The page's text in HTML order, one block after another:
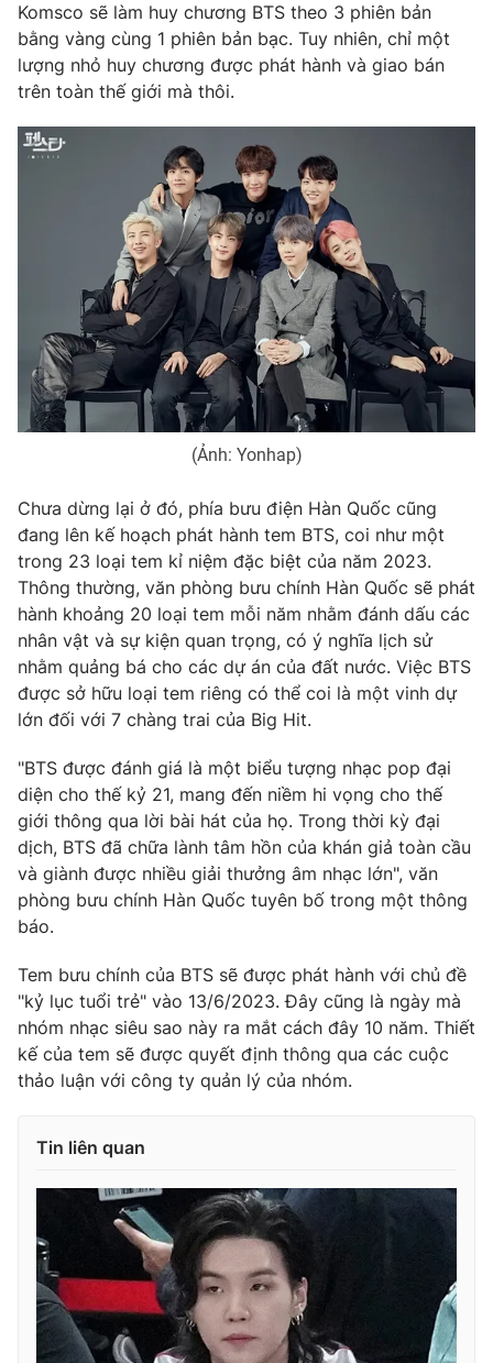
Khán giả
Giải sao mai
Sao
Du lịch
Làm đẹp
Chất lượng cuộc sống
Giáo dục
Tuyển sinh
Học trực tuyến
Công nghệ
Hitech Công nghệ tương lai
Giao lưu trực tuyến
Lịch phát sóng
Chuyên mục khác
Emagazine Podcast
Photo Infographic
VTV Money VTV Thể thao
VTV Sức khoẻ Bất động sản
Thị trường 24h Tấm lòng Việt
VTV4 Vươn mình bằng AI
VTV9 VTV8
Liên hệ tòa soạn English
THỜI BÁO VTV
Theo dõi báo trên
Cơ quan chủ quản:
Giấy phép hoạt động báo in và báo điện tử số 483/GP-BTTTT
cấp ngày 29/12/2023
Tổng Biên tập:
Vũ Thanh Thủy
Phó Tổng Biên tập: Nguyễn Thị Mỹ Hạnh, Phạm Quốc Thắng,
Nguyễn Trọng Ninh
Tổng đài VTV:024.38 355 931 - 024.38 355 932
Komsco sẽ làm huy chương BTS theo 3 phiên bản
bằng vàng cùng 1 phiên bản bạc. Tuy nhiên, chỉ một
lượng nhỏ huy chương được phát hành và giao bán
trên toàn thế giới mà thôi.
(Ảnh: Yonhap)
Chưa dừng lại ở đó, phía bưu điện Hàn Quốc cũng
đang lên kế hoạch phát hành tem BTS, coi như một
trong 23 loại tem kỉ niệm đặc biệt của năm 2023.
Thông thường, văn phòng bưu chính Hàn Quốc sẽ phát
hành khoảng 20 loại tem mỗi năm nhằm đánh dấu các
nhân vật và sự kiện quan trọng, có ý nghĩa lịch sử
nhằm quảng bá cho các dự án của đất nước. Việc BTS
được sở hữu loại tem riêng có thể coi là một vinh dự
lớn đối với 7 chàng trai của Big Hit.
"BTS được đánh giá là một biểu tượng nhạc pop đại
diện cho thế kỷ 21, mang đến niềm hi vọng cho thế
giới thông qua lời bài hát của họ. Trong thời kỳ đại
dịch, BTS đã chữa lành tâm hồn của khán giả toàn cầu
và giành được nhiều giải thưởng âm nhạc lớn", văn
phòng bưu chính Hàn Quốc tuyên bố trong một thông
báo.
Tem bưu chính của BTS sẽ được phát hành với chủ đề
"kỷ lục tuổi trẻ" vào 13/6/2023. Đây cũng là ngày mà
nhóm nhạc siêu sao này ra mắt cách đây 10 năm. Thiết
kế của tem sẽ được quyết định thông qua các cuộc
thảo luận với công ty quản lý của nhóm.
Tin liên quan